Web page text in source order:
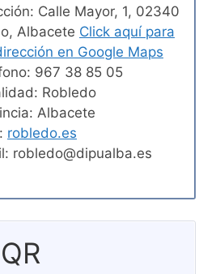
Calle Mayor, 1, 02340
Albacete Click aquí para
en Google Maps
967 38 85 05
Robledo
Albacete
robledo.es
robledo@dipualba.es